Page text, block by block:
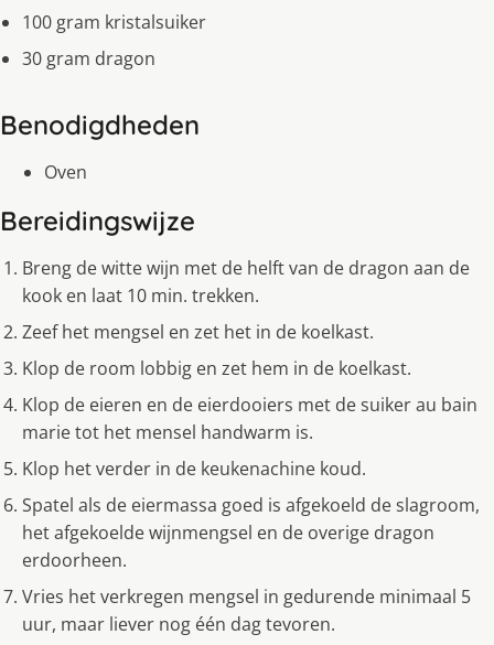
100 gram kristalsuiker
30 gram dragon
Benodigdheden
Oven
Bereidingswijze
Breng de witte wijn met de helft van de dragon aan de
kook en laat 10 min. trekken.
Zeef het mengsel en zet het in de koelkast.
Klop de room lobbig en zet hem in de koelkast.
Klop de eieren en de eierdooiers met de suiker au bain
marie tot het mensel handwarm is.
Klop het verder in de keukenachine koud.
Spatel als de eiermassa goed is afgekoeld de slagroom,
het afgekoelde wijnmengsel en de overige dragon
erdoorheen.
Vries het verkregen mengsel in gedurende minimaal 5
uur, maar liever nog één dag tevoren.